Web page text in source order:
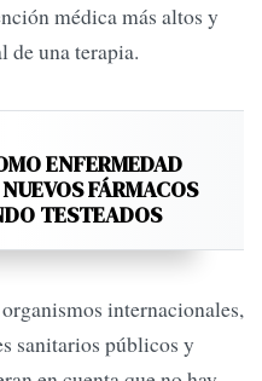
médica más altos y
de una terapia.
ENFERMEDAD
FÁRMACOS
TESTEADOS
internacionales,
sanitarios públicos y